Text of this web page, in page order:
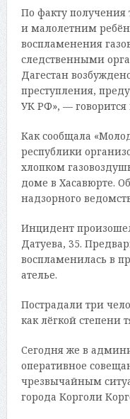
По факту
и малолетним
воспламенения
следственными
Дагестан
преступления,
УК РФ», — говорится
Как сообщала
республики
хлопком
доме в Хасавюрте.
надзорного
Инцидент
Датуева, 35.
воспламенилась в
ателье.
Пострадали три
как лёгкой степени
Сегодня же в
оперативное
чрезвычайным
города Корголи